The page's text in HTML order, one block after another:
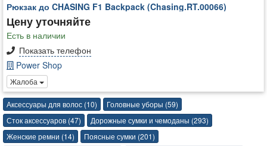
Рюкзак до CHASING F1 Backpack (Chasing.RT.00066)
Цену уточняйте
Есть в наличии
Показать телефон
Power Shop
Жалоба
Аксессуары для волос (10)
Головные уборы (59)
Сток аксессуаров (47)
Дорожные сумки и чемоданы (293)
Женские ремни (14)
Поясные сумки (201)